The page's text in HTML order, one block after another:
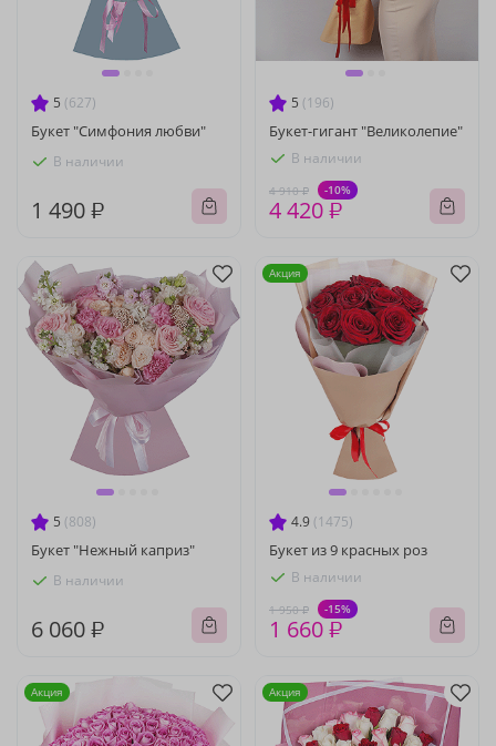
5 (627)
Букет "Симфония любви"
В наличии
1 490 ₽
5 (196)
Букет-гигант "Великолепие"
В наличии
4 910 ₽ -10%
4 420 ₽
5 (808)
Букет "Нежный каприз"
В наличии
6 060 ₽
4.9 (1475)
Букет из 9 красных роз
В наличии
1 950 ₽ -15%
1 660 ₽
Акция
Акция Акция